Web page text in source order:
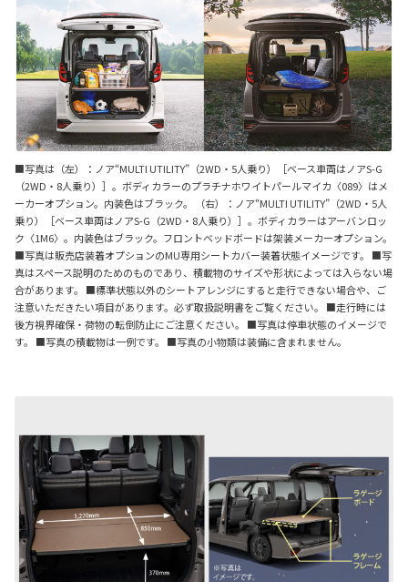
■写真は（左）：ノア“MULTI UTILITY”（2WD・5人乗り）［ベース車両はノアS-G
（2WD・8人乗り）］。ボディカラーのプラチナホワイトパールマイカ〈089〉はメ
ーカーオプション。内装色はブラック。 （右）：ノア“MULTI UTILITY”（2WD・5人
乗り）［ベース車両はノアS-G（2WD・8人乗り）］。ボディカラーはアーバンロッ
ク〈1M6〉。内装色はブラック。フロントベッドボードは架装メーカーオプション。
■写真は販売店装着オプションのMU専用シートカバー装着状態イメージです。 ■写
真はスペース説明のためのものであり、積載物のサイズや形状によっては入らない場
合があります。 ■標準状態以外のシートアレンジにすると走行できない場合や、ご
注意いただきたい項目があります。必ず取扱説明書をご覧ください。 ■走行時には
後方視界確保・荷物の転倒防止にご注意ください。 ■写真は停車状態のイメージで
す。 ■写真の積載物は一例です。 ■写真の小物類は装備に含まれません。